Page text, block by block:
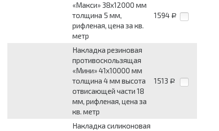
«Макси» 38x12000 мм
толщина 5 мм,
рифленая, цена за кв.
метр
1594 Р
Накладка резиновая
противоскользящая
«Мини» 41x10000 мм
толщина 4 мм высота
отвисающей части 18
мм, рифленая, цена за
кв. метр
1513 Р
Накладка силиконовая